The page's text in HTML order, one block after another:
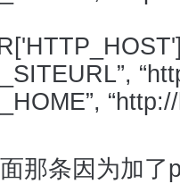
那条因为加了